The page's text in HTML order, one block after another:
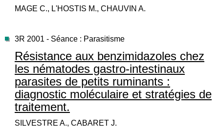
MAGE C., L'HOSTIS M., CHAUVIN A.
3R 2001 - Séance : Parasitisme
Résistance aux benzimidazoles chez
les nématodes gastro-intestinaux
parasites de petits ruminants :
diagnostic moléculaire et stratégies de
traitement.
SILVESTRE A., CABARET J.